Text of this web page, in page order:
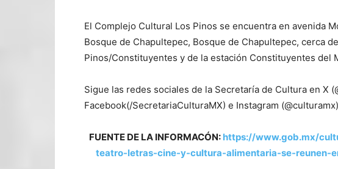
El Complejo Cultural Los Pinos se encuentra en avenida
Bosque de Chapultepec, Bosque de Chapultepec, cerca
Pinos/Constituyentes y de la estación Constituyentes del
Sigue las redes sociales de la Secretaría de Cultura en X
Facebook(/SecretariaCulturaMX) e Instagram
FUENTE DE LA INFORMACÓN: https://www.gob.mx/
teatro-letras-cine-y-cultura-alimentaria-se-reunen-